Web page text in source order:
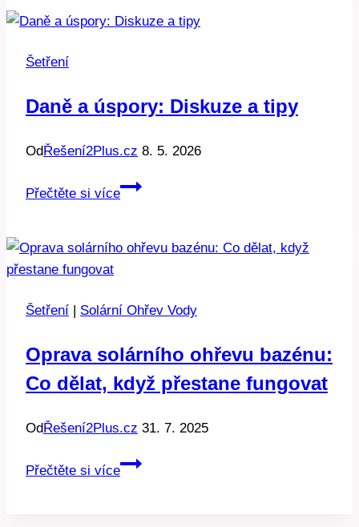
vody:
vyhovuje
potřebám
Šetření
Daně a úspory: Diskuze a tipy
Od Řešení2Plus.cz 8. 5. 2026
Přečtěte si více
Daně
Diskuze
Šetření
Solární Ohřev Vody
Oprava solárního ohřevu bazénu:
Co dělat, když přestane fungovat
Od Řešení2Plus.cz 31. 7. 2025
Přečtěte si více
Oprava